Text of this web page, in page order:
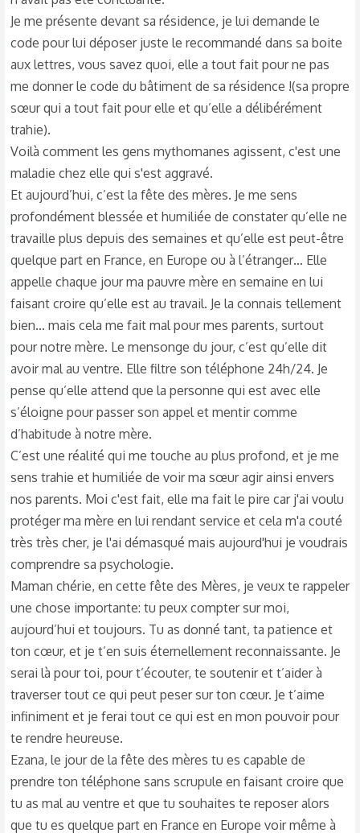
Je me présente devant sa résidence, je lui demande le
code pour lui déposer juste le recommandé dans sa boite
aux lettres, vous savez quoi, elle a tout fait pour ne pas
me donner le code du bâtiment de sa résidence !(sa propre
sœur qui a tout fait pour elle et qu’elle a délibérément
trahie).
Voilà comment les gens mythomanes agissent, c'est une
maladie chez elle qui s'est aggravé.
Et aujourd’hui, c’est la fête des mères. Je me sens
profondément blessée et humiliée de constater qu’elle ne
travaille plus depuis des semaines et qu’elle est peut-être
quelque part en France, en Europe ou à l’étranger… Elle
appelle chaque jour ma pauvre mère en semaine en lui
faisant croire qu’elle est au travail. Je la connais tellement
bien… mais cela me fait mal pour mes parents, surtout
pour notre mère. Le mensonge du jour, c’est qu’elle dit
avoir mal au ventre. Elle filtre son téléphone 24h/24. Je
pense qu’elle attend que la personne qui est avec elle
s’éloigne pour passer son appel et mentir comme
d’habitude à notre mère.
C’est une réalité qui me touche au plus profond, et je me
sens trahie et humiliée de voir ma sœur agir ainsi envers
nos parents. Moi c'est fait, elle ma fait le pire car j'ai voulu
protéger ma mère en lui rendant service et cela m'a couté
très très cher, je l'ai démasqué mais aujourd'hui je voudrais
comprendre sa psychologie.
Maman chérie, en cette fête des Mères, je veux te rappeler
une chose importante: tu peux compter sur moi,
aujourd’hui et toujours. Tu as donné tant, ta patience et
ton cœur, et je t’en suis éternellement reconnaissante. Je
serai là pour toi, pour t’écouter, te soutenir et t’aider à
traverser tout ce qui peut peser sur ton cœur. Je t’aime
infiniment et je ferai tout ce qui est en mon pouvoir pour
te rendre heureuse.
Ezana, le jour de la fête des mères tu es capable de
prendre ton téléphone sans scrupule en faisant croire que
tu as mal au ventre et que tu souhaites te reposer alors
que tu es quelque part en France en Europe voir même à